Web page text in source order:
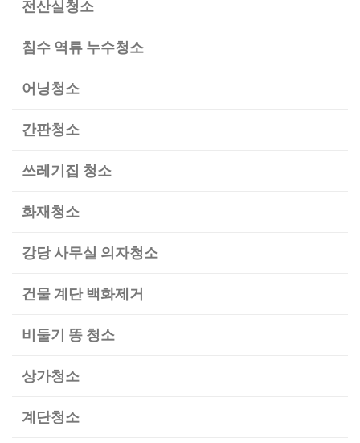
전산실청소
침수 역류 누수청소
어닝청소
간판청소
쓰레기집 청소
화재청소
강당 사무실 의자청소
건물 계단 백화제거
비둘기 똥 청소
상가청소
계단청소